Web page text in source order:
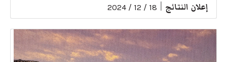
إعلان النتائج 18 / 12 / 2024